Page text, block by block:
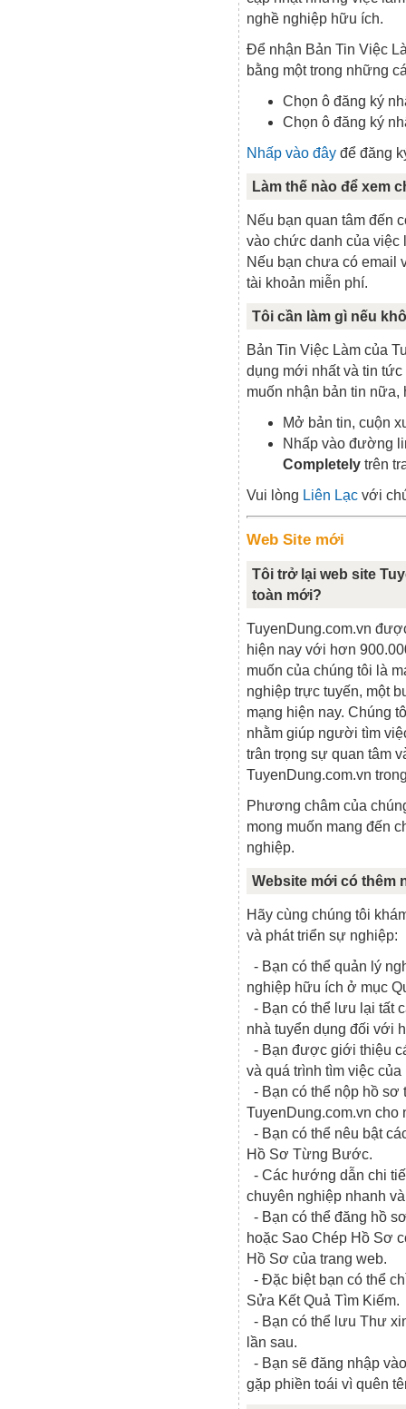
nghề nghiệp hữu ích.
Để nhận Bản Tin Việc
bằng một trong những
Chọn ô đăng ký
Chọn ô đăng ký
Nhấp vào đây để đăng
Làm thế nào để xem
Nếu bạn quan tâm đến
vào chức danh của việc
Nếu bạn chưa có email
tài khoản miễn phí.
Tôi cần làm gì nếu
Bản Tin Việc Làm của
dụng mới nhất và tin
muốn nhận bản tin
Mở bản tin, cuộn
Nhấp vào đường
Completely trên
Vui lòng Liên Lạc với
Web Site mới
Tôi trở lại web site
toàn mới?
TuyenDung.com.vn
hiện nay với hơn
muốn của chúng tôi là
nghiệp trực tuyến, một
mạng hiện nay. Chúng
nhằm giúp người tìm
trân trọng sự quan tâm
TuyenDung.com.vn
Phương châm của
mong muốn mang đến
nghiệp.
Website mới có thêm
Hãy cùng chúng tôi
và phát triển sự nghiệp:
- Bạn có thể quản lý
nghiệp hữu ích ở mục
- Bạn có thể lưu lại tất
nhà tuyển dụng đối với
- Bạn được giới thiệu
và quá trình tìm việc
- Bạn có thể nộp hồ sơ
TuyenDung.com.vn cho
- Bạn có thể nêu bật
Hồ Sơ Từng Bước.
- Các hướng dẫn chi
chuyên nghiệp nhanh
- Bạn có thể đăng hồ
hoặc Sao Chép Hồ Sơ
Hồ Sơ của trang web.
- Đặc biệt bạn có thể
Sửa Kết Quả Tìm Kiếm.
- Bạn có thể lưu Thư
lần sau.
- Bạn sẽ đăng nhập
gặp phiền toái vì quên